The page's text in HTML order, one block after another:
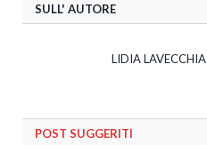
SULL' AUTORE
LIDIA LAVECCHIA
POST SUGGERITI